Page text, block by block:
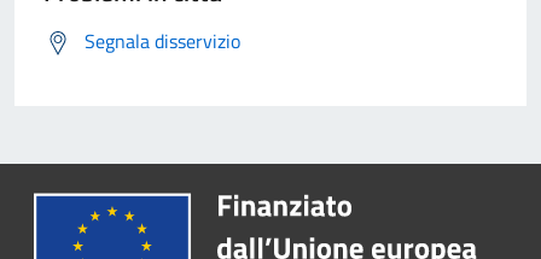
Segnala disservizio